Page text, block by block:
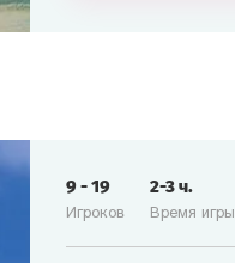
Игроков
9-19
Время игры
2-3ч.